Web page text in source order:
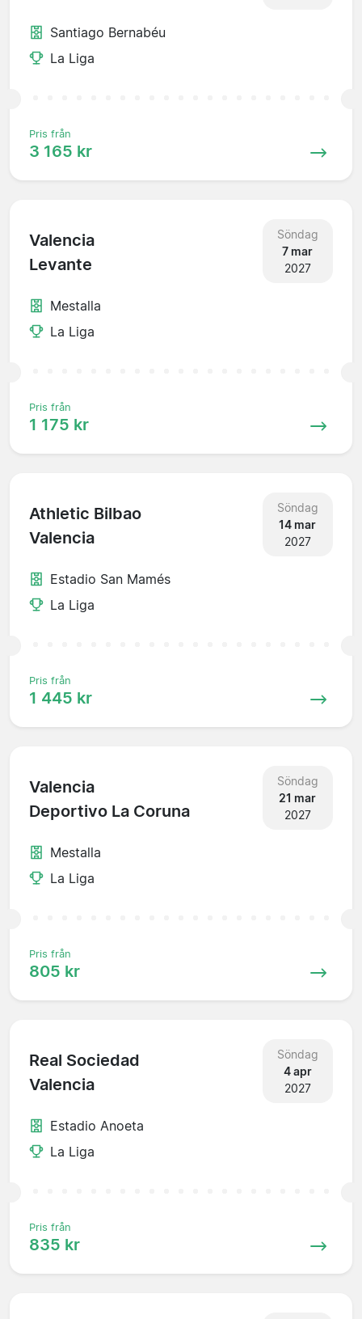
Santiago Bernabéu
La Liga
Pris från
3 165 kr
Valencia
Levante
Söndag
7 mar
2027
Mestalla
La Liga
Pris från
1 175 kr
Athletic Bilbao
Valencia
Söndag
14 mar
2027
Estadio San Mamés
La Liga
Pris från
1 445 kr
Valencia
Deportivo La Coruna
Söndag
21 mar
2027
Mestalla
La Liga
Pris från
805 kr
Real Sociedad
Valencia
Söndag
4 apr
2027
Estadio Anoeta
La Liga
Pris från
835 kr